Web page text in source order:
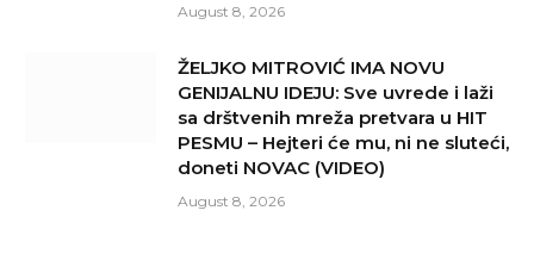
August 8, 2026
ŽELJKO MITROVIĆ IMA NOVU
GENIJALNU IDEJU: Sve uvrede i laži
sa drštvenih mreža pretvara u HIT
PESMU – Hejteri će mu, ni ne sluteći,
doneti NOVAC (VIDEO)
August 8, 2026